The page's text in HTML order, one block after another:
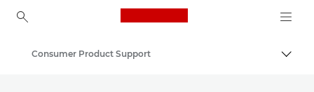
Canon Logo, back to
Consumer Product Support